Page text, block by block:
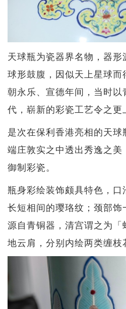
天球瓶为瓷器界名物，器形
球形鼓腹，因似天上星球
朝永乐、宣德年间，当时
代，崭新的彩瓷工艺令之更
是次在保利香港亮相的天
端庄敦实之中透出秀逸之
御制彩瓷。
瓶身彩绘装饰颇具特色，口
长短相间的璎珞纹；颈部饰
源自青铜器，清宫谓之为
地云肩，分别内绘两类缠枝